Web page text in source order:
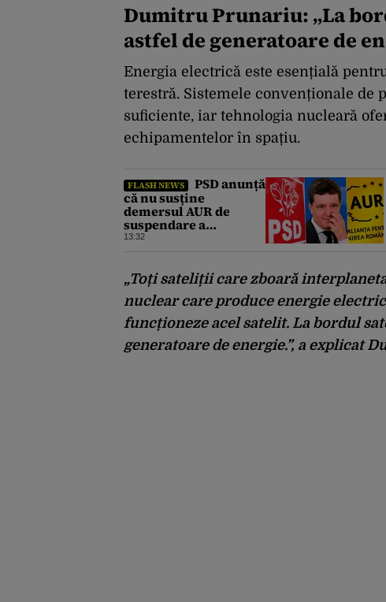
Dumitru Prunariu: „La
astfel de generatoare de
Energia electrică este esențială
terestră. Sistemele convenționale de
suficiente, iar tehnologia nucleară
echipamentelor în spațiu.
FLASH NEWS
PSD anunță
că nu susține
demersul AUR de
suspendare a
președintelui Nicușor
președintele ar trebui
suspendat”
13:32
„Toți sateliții care zboară
nuclear care produce energie
funcționeze acel satelit. La bordul
generatoare de energie.”, a explicat